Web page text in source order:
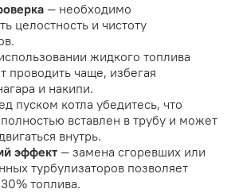
— необходимо
целостность и чистоту
жидкого топлива
проводить чаще, избегая
и накипи.
пуском котла убедитесь, что
вставлен в трубу и может
внутрь.
эффект — замена сгоревших или
турбулизаторов позволяет
топлива.